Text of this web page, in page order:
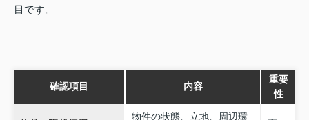
目です。
確認項目 内容
重要
性
物件の状態、立地、周辺環